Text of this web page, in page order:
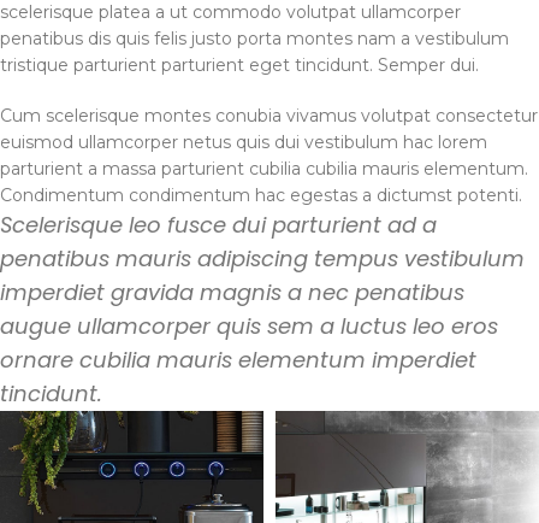
scelerisque platea a ut commodo volutpat ullamcorper
penatibus dis quis felis justo porta montes nam a vestibulum
tristique parturient parturient eget tincidunt. Semper dui.
Cum scelerisque montes conubia vivamus volutpat consectetur
euismod ullamcorper netus quis dui vestibulum hac lorem
parturient a massa parturient cubilia cubilia mauris elementum.
Condimentum condimentum hac egestas a dictumst potenti.
Scelerisque leo fusce dui parturient ad a
penatibus mauris adipiscing tempus vestibulum
imperdiet gravida magnis a nec penatibus
augue ullamcorper quis sem a luctus leo eros
ornare cubilia mauris elementum imperdiet
tincidunt.